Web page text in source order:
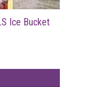
Ice Bucket